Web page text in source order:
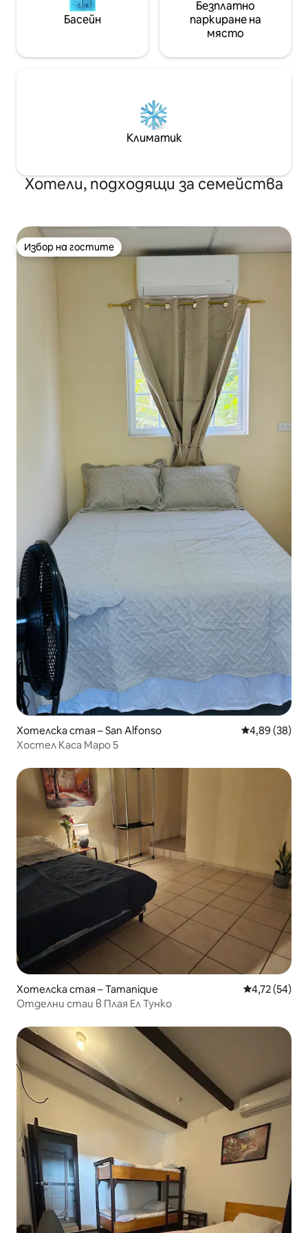
Басейн
Безплатно
паркиране на
място
Климатик
Хотели, подходящи за семейства
Избор на гостите
Избор на гостите
Хотелска стая – San Alfonso Средна
4,89 (38)
Хостел Каса Маро 5
Хотелска стая – Tamanique Средна
4,72 (54)
Отделни стаи в Плая Ел Тунко